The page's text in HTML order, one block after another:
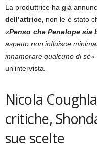
La produttrice ha già
dell’attrice, non le è stato
«Penso che Penelope sia
aspetto non influisce
innamorare qualcuno di sé»
un’intervista.
Nicola
critiche,
sue scelte